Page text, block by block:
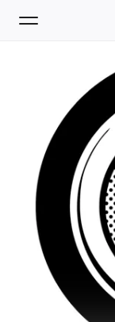
ホーム
新着おすすめ
ラジオ